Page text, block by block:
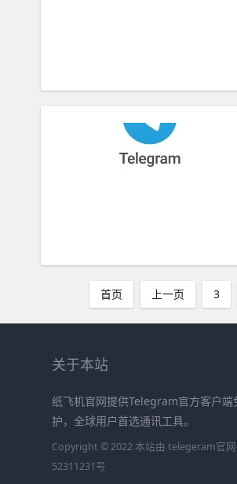
首页 上一页 3
关于本站
纸飞机官网提供Telegram官方客户
护，全球用户首选通讯工具。
Copyright © 2022 本站由 telegeram官
52311231号